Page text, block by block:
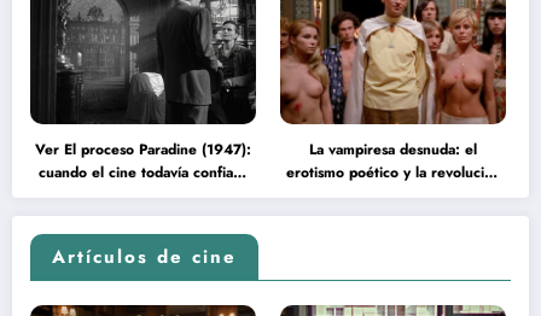
Ver El proceso Paradine (1947):
cuando el cine todavía confiaba
en la inteligencia del espectador
La vampiresa desnuda: el
erotismo poético y la revolución
psicodélica de Jean Rollin
Artículos de cine